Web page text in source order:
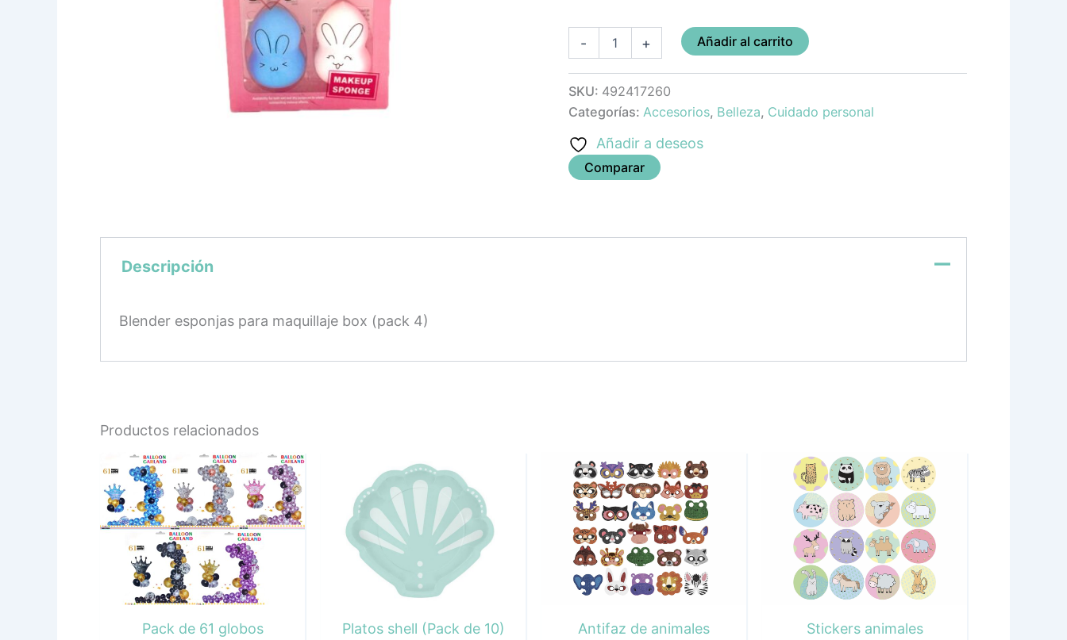
- + Añadir al carrito
SKU: 492417260
Categorías: Accesorios, Belleza, Cuidado personal
Añadir a deseos
Comparar
Descripción
Blender esponjas para maquillaje box (pack 4)
Productos relacionados
Pack de 61 globos
Platos shell (Pack de 10)
Antifaz de animales
Stickers animales